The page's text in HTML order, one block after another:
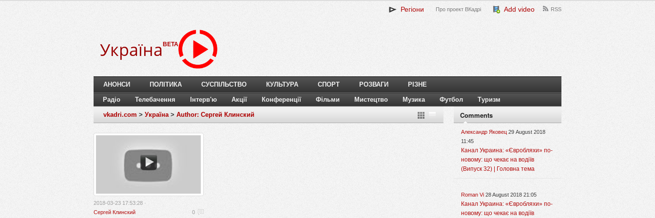
Регіони Про проект ВКадрі Add video RSS
Україна BETA
АНОНСИ ПОЛІТИКА СУСПІЛЬСТВО КУЛЬТУРА СПОРТ РОЗВАГИ РІЗНЕ
Радіо Телебачення Інтерв'ю Акції Конференції Фільми Мистецтво Музика Футбол Туризм
vkadri.com > Україна> Author: Сергей Клинский
2018-03-23 17:53:28 ·
Сергей Клинский
0
Comments
Александр Яковец 29 August 2018
11:45
Канал Украина: «Євробляхи» по-
новому: що чекає на водіїв
(Випуск 32) | Головна тема
Roman Vi 28 August 2018 21:05
Канал Украина: «Євробляхи» по-
новому: що чекає на водіїв